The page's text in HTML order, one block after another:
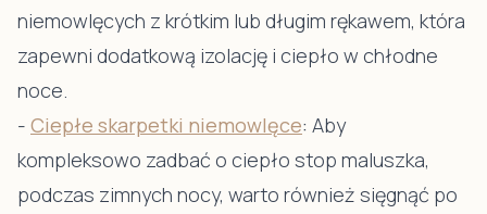
niemowlęcych z krótkim lub długim rękawem, która
zapewni dodatkową izolację i ciepło w chłodne
noce.
- Ciepłe skarpetki niemowlęce: Aby
kompleksowo zadbać o ciepło stop maluszka,
podczas zimnych nocy, warto również sięgnąć po